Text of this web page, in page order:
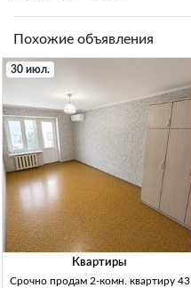
Похожие объявления
30 июл.
Квартиры
Срочно продам 2-комн. квартиру 43